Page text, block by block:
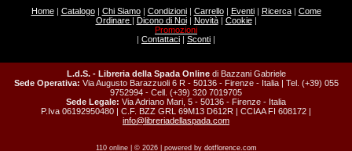
Home| Catalogo| Chi Siamo| Condizioni| Carrello| Eventi| Ricerca| Come
Ordinare | Dicono di Noi| Novità| Cookie|
Promozioni
| Contattaci | Sconti |
L.d.S. - Libreria della Spada Online di Bazzani Gabriele
Sede Operativa: Via Augusto Barazzuoli 6 R - 50136 - Firenze - Italia | Tel. (+39) 055
9752994 - Cell. (+39) 320 7019705
Sede Legale: Via Adriano Mari, 5 - 50136 - Firenze - Italia
P.Iva 06192950480 | C.F. BZZ GRL 69M13 D612R | CCIAA FI 608172 |
info@libreriadellaspada.com
110 online | © 2026 | powered by dotflorence.com